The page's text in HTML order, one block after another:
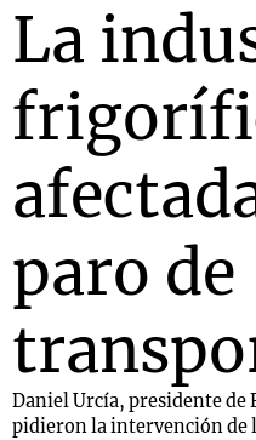
La
paro de
Daniel Urcía, presidente de
pidieron la intervención de